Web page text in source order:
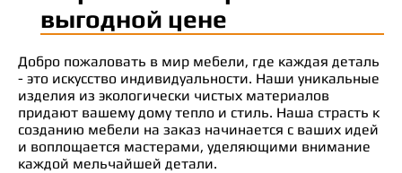
выгодной цене
Добро пожаловать в мир мебели, где каждая деталь
- это искусство индивидуальности. Наши уникальные
изделия из экологически чистых материалов
придают вашему дому тепло и стиль. Наша страсть к
созданию мебели на заказ начинается с ваших идей
и воплощается мастерами, уделяющими внимание
каждой мельчайшей детали.